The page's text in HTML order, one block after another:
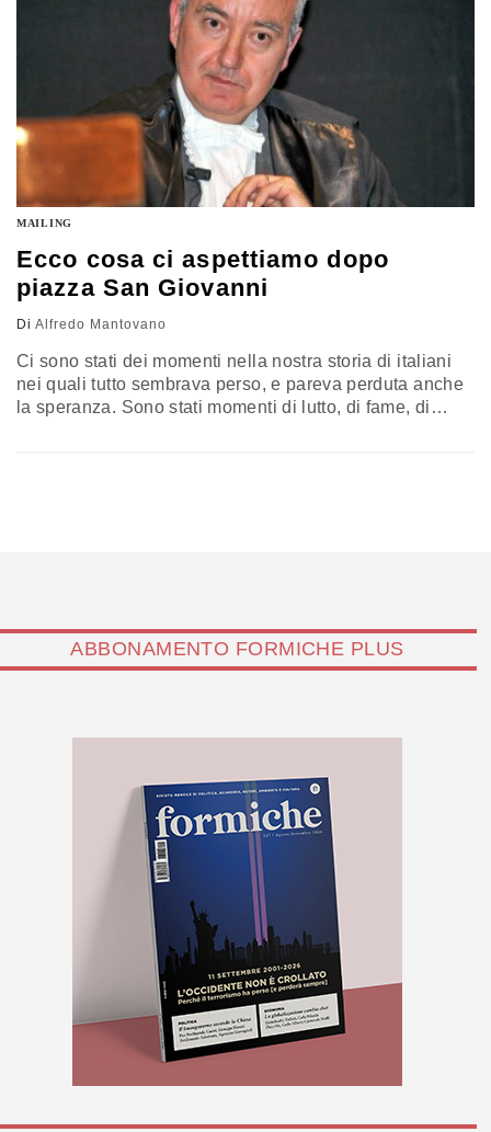
MAILING
Ecco cosa ci aspettiamo dopo
piazza San Giovanni
Di Alfredo Mantovano
Ci sono stati dei momenti nella nostra storia di italiani
nei quali tutto sembrava perso, e pareva perduta anche
la speranza. Sono stati momenti di lutto, di fame, di
ABBONAMENTO FORMICHE PLUS